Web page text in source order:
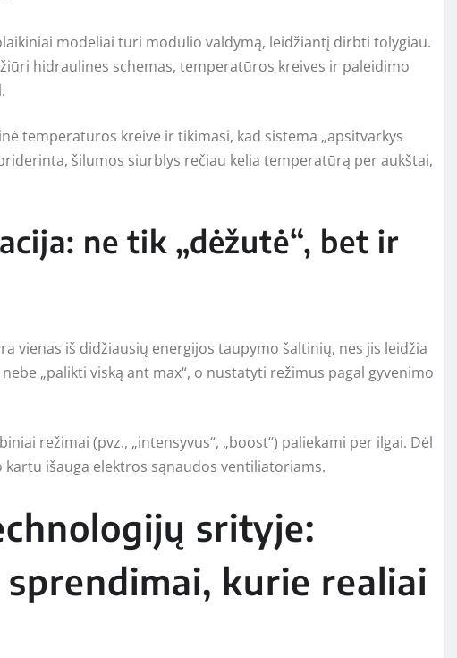
modeliai turi modulio valdymą, leidžiantį dirbti tolygiau.
hidraulines schemas, temperatūros kreives ir paleidimo
temperatūros kreivė ir tikimasi, kad sistema „apsitvarkys
šilumos siurblys rečiau kelia temperatūrą per aukštai,
ne tik „dėžutė“, bet ir
vienas iš didžiausių energijos taupymo šaltinių, nes jis leidžia
„palikti viską ant max“, o nustatyti režimus pagal gyvenimo
režimai (pvz., „intensyvus“, „boost“) paliekami per ilgai. Dėl
išauga elektros sąnaudos ventiliatoriams.
srityje:
kurie realiai